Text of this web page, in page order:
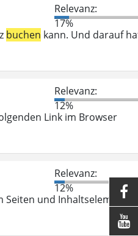
Relevanz:
17%
buchen kann. Und darauf
Relevanz:
12%
Link im Browser
Relevanz:
12%
und Inhaltselemente

